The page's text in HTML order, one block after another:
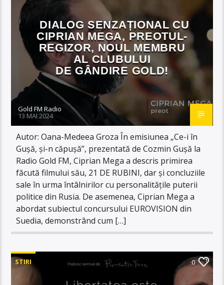
DIALOG SENZAȚIONAL CU
CIPRIAN MEGA, PREOTUL-
REGIZOR, NOUL MEMBRU
AL CLUBULUI
DE GÂNDIRE GOLD!
Gold FM Radio
13 MAI 2024
Autor: Oana-Medeea Groza În emisiunea „Ce-i în
Gușă, și-n căpușă”, prezentată de Cozmin Gușă la
Radio Gold FM, Ciprian Mega a descris primirea
făcută filmului său, 21 DE RUBINI, dar și concluziile
sale în urma întâlnirilor cu personalitățile puterii
politice din Rusia. De asemenea, Ciprian Mega a
abordat subiectul concursului EUROVISION din
Suedia, demonstrând cum […]
STIRI 0